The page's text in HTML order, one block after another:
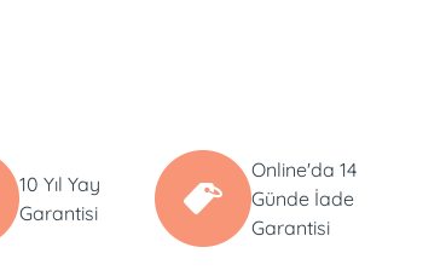
10 Yıl Yay
Garantisi
Online'da 14
Günde İade
Garantisi